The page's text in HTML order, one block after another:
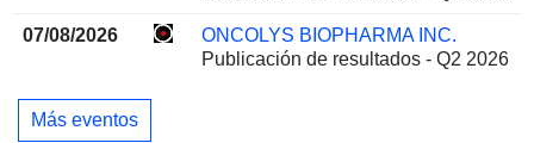
07/08/2026
ONCOLYS BIOPHARMA INC.
Publicación de resultados - Q2 2026
Más eventos